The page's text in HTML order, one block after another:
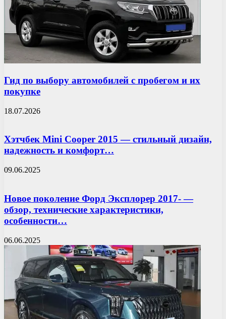
Гид по выбору автомобилей с пробегом и их
покупке
18.07.2026
Хэтчбек Mini Cooper 2015 — стильный дизайн,
надежность и комфорт…
09.06.2025
Новое поколение Форд Эксплорер 2017- —
обзор, технические характеристики,
особенности…
06.06.2025